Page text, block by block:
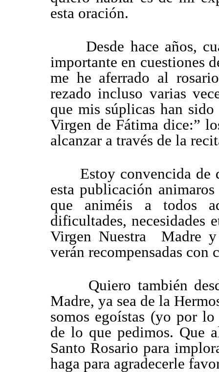
esta oración.
Desde hace años,
importante en cuestiones
me he aferrado al
rezado incluso varias
que mis súplicas han
Virgen de Fátima dice:”
alcanzar a través de la
Estoy convencida de
esta publicación
que animéis a todos
dificultades, necesidades
Virgen Nuestra Madre
verán recompensadas con
Quiero también
Madre, ya sea de la
somos egoístas (yo por
de lo que pedimos. Que
Santo Rosario para
haga para agradecerle